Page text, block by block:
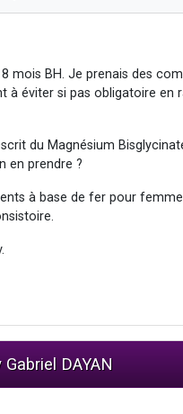
mois BH. Je prenais des
à éviter si pas obligatoire en
du Magnésium
en prendre ?
à base de fer pour
DAYAN